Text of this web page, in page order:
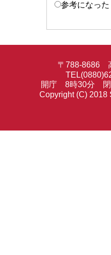
参考になった
〒788-8686
開庁 8時30分 閉
Copyright (C) 2018